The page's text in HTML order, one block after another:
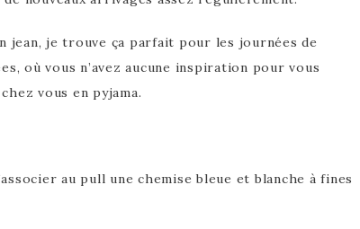
jean, je trouve ça parfait pour les journées de
où vous n’avez aucune inspiration pour vous
vous en pyjama.
au pull une chemise bleue et blanche à fines